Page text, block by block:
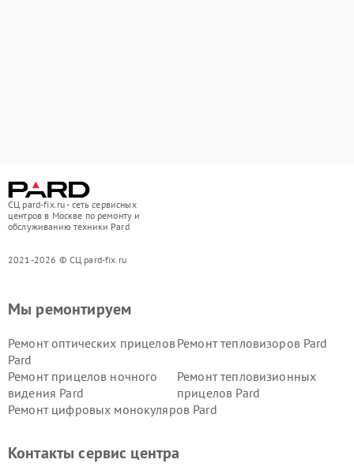
СЦ pard-fix.ru - сеть сервисных
центров в Москве по ремонту и
обслуживанию техники Pard
2021-2026 © СЦ pard-fix.ru
Мы ремонтируем
Ремонт оптических прицелов
Pard
Ремонт тепловизоров Pard
Ремонт прицелов ночного
видения Pard
Ремонт тепловизионных
прицелов Pard
Ремонт цифровых монокуляров Pard
Контакты сервис центра